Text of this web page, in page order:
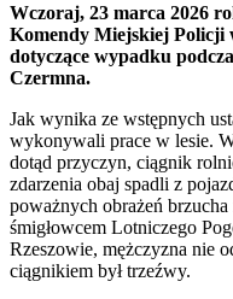
Wczoraj, 23 marca 2026
Komendy Miejskiej Policji
dotyczące wypadku
Czermna.
Jak wynika ze wstępnych
wykonywali prace w lesie.
dotąd przyczyn, ciągnik
zdarzenia obaj spadli z
poważnych obrażeń
śmigłowcem Lotniczego
Rzeszowie, mężczyzna nie
ciągnikiem był trzeźwy.